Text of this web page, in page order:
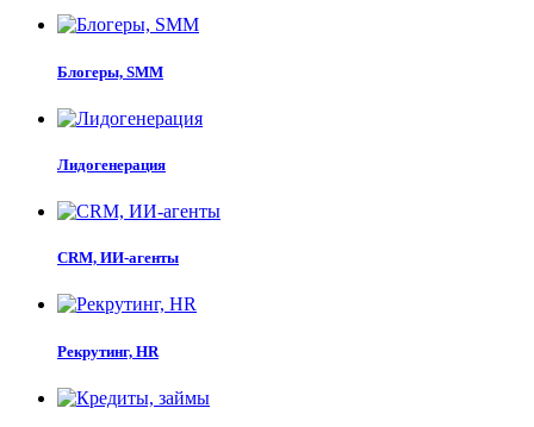
Блогеры, SMM
Лидогенерация
CRM, ИИ-агенты
Рекрутинг, HR